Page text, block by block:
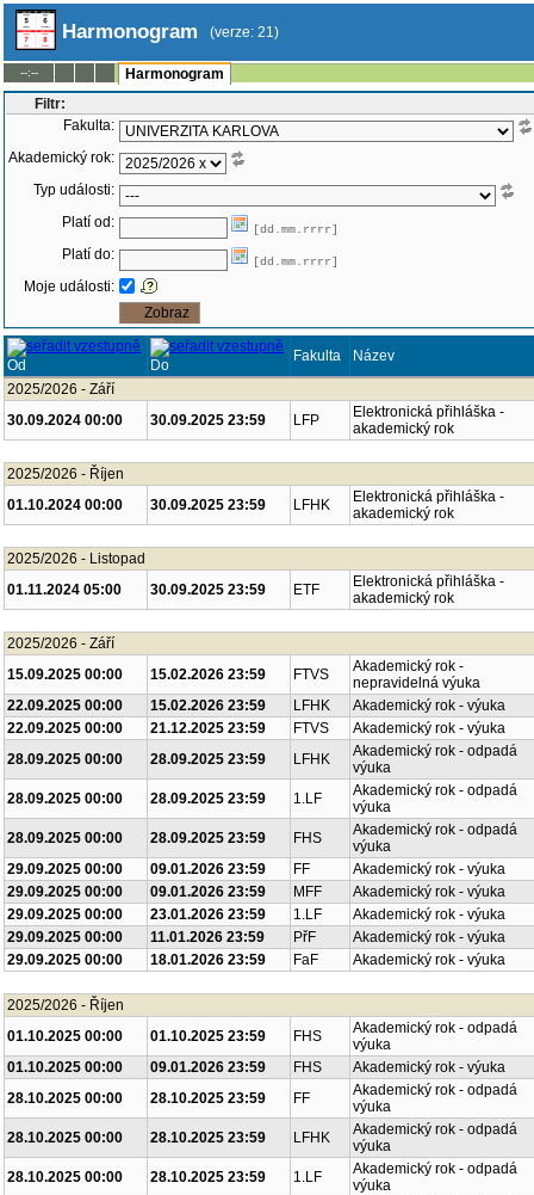
Harmonogram (verze: 21)
--:--
Harmonogram
Filtr:
Fakulta:
Akademický rok:
Typ události:
Platí od:
[dd.mm.rrrr]
Platí do: [dd.mm.rrrr]
Moje události:
Od Do
Fakulta
Název
2025/2026 - Září
30.09.2024 00:00
30.09.2025 23:59 LFP
Elektronická přihláška -
akademický rok
2025/2026 - Říjen
01.10.2024 00:00
30.09.2025 23:59 LFHK
Elektronická přihláška -
akademický rok
2025/2026 - Listopad
01.11.2024 05:00
30.09.2025 23:59 ETF
Elektronická přihláška -
akademický rok
2025/2026 - Září
15.09.2025 00:00
15.02.2026 23:59 FTVS
Akademický rok -
nepravidelná výuka
22.09.2025 00:00
15.02.2026 23:59 LFHK
Akademický rok - výuka
22.09.2025 00:00
21.12.2025 23:59 FTVS
Akademický rok - výuka
28.09.2025 00:00
28.09.2025 23:59 LFHK
Akademický rok - odpadá
výuka
28.09.2025 00:00
28.09.2025 23:59 1.LF
Akademický rok - odpadá
výuka
28.09.2025 00:00
28.09.2025 23:59 FHS
Akademický rok - odpadá
výuka
29.09.2025 00:00
09.01.2026 23:59 FF
Akademický rok - výuka
29.09.2025 00:00
09.01.2026 23:59 MFF
Akademický rok - výuka
29.09.2025 00:00
23.01.2026 23:59 1.LF
Akademický rok - výuka
29.09.2025 00:00
11.01.2026 23:59 PřF
Akademický rok - výuka
29.09.2025 00:00
18.01.2026 23:59 FaF Akademický rok - výuka
2025/2026 - Říjen
01.10.2025 00:00
01.10.2025 23:59 FHS
Akademický rok - odpadá
výuka
01.10.2025 00:00
09.01.2026 23:59 FHS
Akademický rok - výuka
28.10.2025 00:00
28.10.2025 23:59 FF
Akademický rok - odpadá
výuka
28.10.2025 00:00
28.10.2025 23:59 LFHK
Akademický rok - odpadá
výuka
28.10.2025 00:00
28.10.2025 23:59 1.LF
Akademický rok - odpadá
výuka